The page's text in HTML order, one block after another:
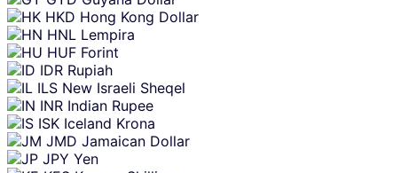
HKD Hong Kong Dollar
HNL Lempira
HUF Forint
IDR Rupiah
ILS New Israeli Sheqel
INR Indian Rupee
ISK Iceland Krona
JMD Jamaican Dollar
JPY Yen